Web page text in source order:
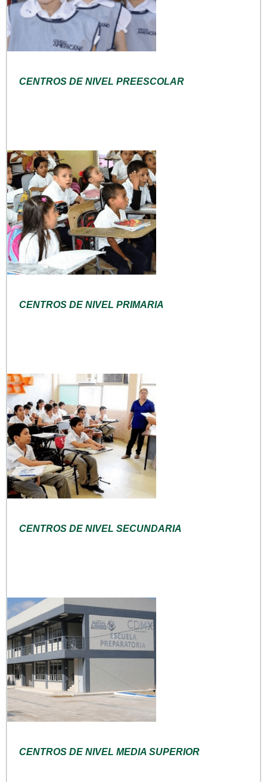
CENTROS DE NIVEL PREESCOLAR
CENTROS DE NIVEL PRIMARIA
CENTROS DE NIVEL SECUNDARIA
CENTROS DE NIVEL MEDIA SUPERIOR